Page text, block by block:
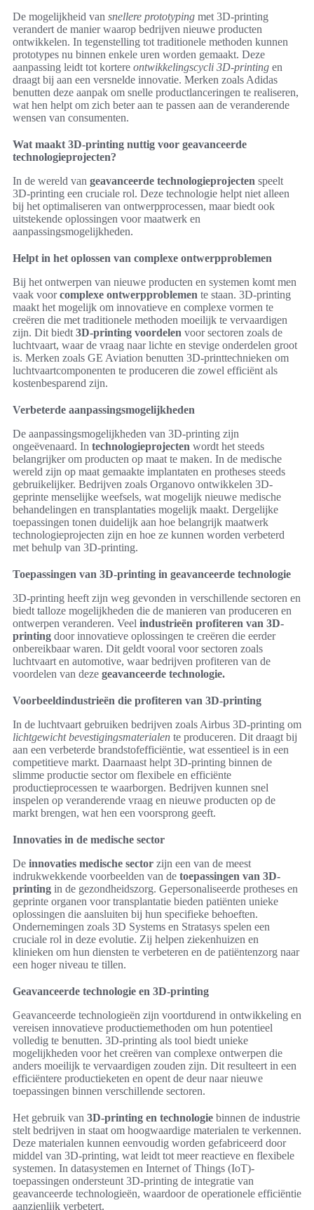
De mogelijkheid van snellere prototyping met 3D-printing
verandert de manier waarop bedrijven nieuwe producten
ontwikkelen. In tegenstelling tot traditionele methoden kunnen
prototypes nu binnen enkele uren worden gemaakt. Deze
aanpassing leidt tot kortere ontwikkelingscycli 3D-printing en
draagt bij aan een versnelde innovatie. Merken zoals Adidas
benutten deze aanpak om snelle productlanceringen te realiseren,
wat hen helpt om zich beter aan te passen aan de veranderende
wensen van consumenten.
Wat maakt 3D-printing nuttig voor geavanceerde
technologieprojecten?
In de wereld van geavanceerde technologieprojecten speelt
3D-printing een cruciale rol. Deze technologie helpt niet alleen
bij het optimaliseren van ontwerpprocessen, maar biedt ook
uitstekende oplossingen voor maatwerk en
aanpassingsmogelijkheden.
Helpt in het oplossen van complexe ontwerpproblemen
Bij het ontwerpen van nieuwe producten en systemen komt men
vaak voorcomplexe ontwerpproblemen te staan. 3D-printing
maakt het mogelijk om innovatieve en complexe vormen te
creëren die met traditionele methoden moeilijk te vervaardigen
zijn. Dit biedt 3D-printing voordelen voor sectoren zoals de
luchtvaart, waar de vraag naar lichte en stevige onderdelen groot
is. Merken zoals GE Aviation benutten 3D-printtechnieken om
luchtvaartcomponenten te produceren die zowel efficiënt als
kostenbesparend zijn.
Verbeterde aanpassingsmogelijkheden
De aanpassingsmogelijkheden van 3D-printing zijn
ongeëvenaard. In technologieprojecten wordt het steeds
belangrijker om producten op maat te maken. In de medische
wereld zijn op maat gemaakte implantaten en protheses steeds
gebruikelijker. Bedrijven zoals Organovo ontwikkelen 3D-
geprinte menselijke weefsels, wat mogelijk nieuwe medische
behandelingen en transplantaties mogelijk maakt. Dergelijke
toepassingen tonen duidelijk aan hoe belangrijk maatwerk
technologieprojecten zijn en hoe ze kunnen worden verbeterd
met behulp van 3D-printing.
Toepassingen van 3D-printing in geavanceerde technologie
3D-printing heeft zijn weg gevonden in verschillende sectoren en
biedt talloze mogelijkheden die de manieren van produceren en
ontwerpen veranderen. Veel industrieën profiteren van 3D-
printing door innovatieve oplossingen te creëren die eerder
onbereikbaar waren. Dit geldt vooral voor sectoren zoals
luchtvaart en automotive, waar bedrijven profiteren van de
voordelen van deze geavanceerde technologie.
Voorbeeldindustrieën die profiteren van 3D-printing
In de luchtvaart gebruiken bedrijven zoals Airbus 3D-printing om
lichtgewicht bevestigingsmaterialen te produceren. Dit draagt bij
aan een verbeterde brandstofefficiëntie, wat essentieel is in een
competitieve markt. Daarnaast helpt 3D-printing binnen de
slimme productie sector om flexibele en efficiënte
productieprocessen te waarborgen. Bedrijven kunnen snel
inspelen op veranderende vraag en nieuwe producten op de
markt brengen, wat hen een voorsprong geeft.
Innovaties in de medische sector
De innovaties medische sector zijn een van de meest
indrukwekkende voorbeelden van de toepassingen van 3D-
printing in de gezondheidszorg. Gepersonaliseerde protheses en
geprinte organen voor transplantatie bieden patiënten unieke
oplossingen die aansluiten bij hun specifieke behoeften.
Ondernemingen zoals 3D Systems en Stratasys spelen een
cruciale rol in deze evolutie. Zij helpen ziekenhuizen en
klinieken om hun diensten te verbeteren en de patiëntenzorg naar
een hoger niveau te tillen.
Geavanceerde technologie en 3D-printing
Geavanceerde technologieën zijn voortdurend in ontwikkeling en
vereisen innovatieve productiemethoden om hun potentieel
volledig te benutten. 3D-printing als tool biedt unieke
mogelijkheden voor het creëren van complexe ontwerpen die
anders moeilijk te vervaardigen zouden zijn. Dit resulteert in een
efficiëntere productieketen en opent de deur naar nieuwe
toepassingen binnen verschillende sectoren.
Het gebruik van 3D-printing en technologie binnen de industrie
stelt bedrijven in staat om hoogwaardige materialen te verkennen.
Deze materialen kunnen eenvoudig worden gefabriceerd door
middel van 3D-printing, wat leidt tot meer reactieve en flexibele
systemen. In datasystemen en Internet of Things (IoT)-
toepassingen ondersteunt 3D-printing de integratie van
geavanceerde technologieën, waardoor de operationele efficiëntie
aanzienlijk verbetert.